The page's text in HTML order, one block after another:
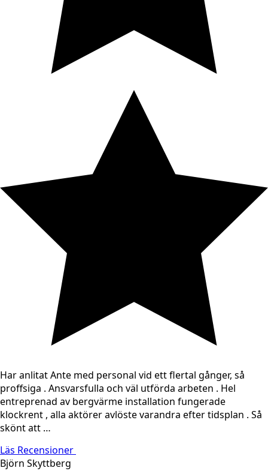
Har anlitat Ante med personal vid ett flertal gånger, så
proffsiga . Ansvarsfulla och väl utförda arbeten . Hel
entreprenad av bergvärme installation fungerade
klockrent , alla aktörer avlöste varandra efter tidsplan . Så
skönt att …
Läs Recensioner
Björn Skyttberg